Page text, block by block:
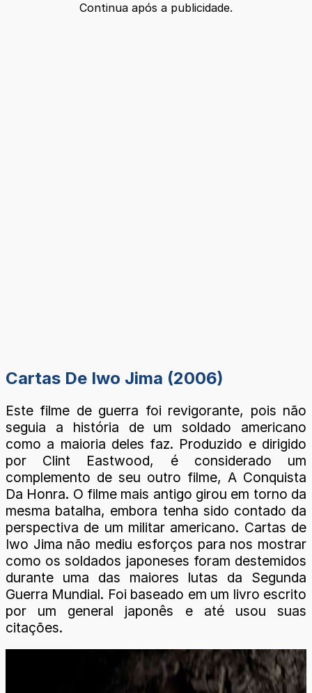
Continua após a publicidade.
Cartas De Iwo Jima (2006)
Este filme de guerra foi revigorante, pois não
seguia a história de um soldado americano
como a maioria deles faz. Produzido e dirigido
por Clint Eastwood, é considerado um
complemento de seu outro filme, A Conquista
Da Honra. O filme mais antigo girou em torno da
mesma batalha, embora tenha sido contado da
perspectiva de um militar americano. Cartas de
Iwo Jima não mediu esforços para nos mostrar
como os soldados japoneses foram destemidos
durante uma das maiores lutas da Segunda
Guerra Mundial. Foi baseado em um livro escrito
por um general japonês e até usou suas
citações.